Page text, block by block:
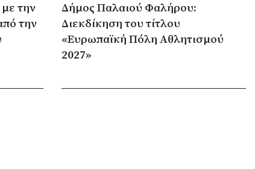
την
την
Δήμος Παλαιού Φαλήρου:
Διεκδίκηση του τίτλου
«Ευρωπαϊκή Πόλη Αθλητισμού
2027»